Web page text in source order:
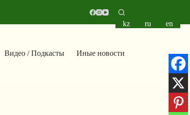
Видео / Подкасты Иные новости
kz ru en